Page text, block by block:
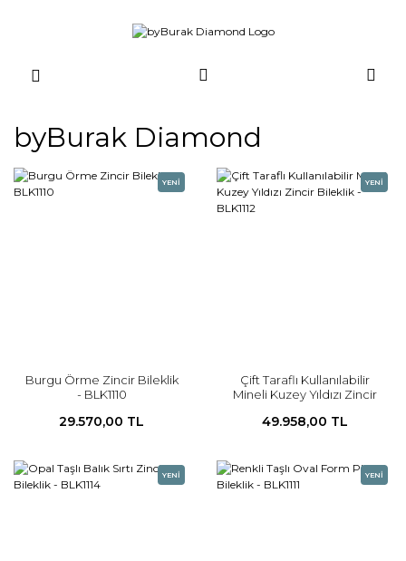
byBurak Diamond
YENİ
Burgu Örme Zincir Bileklik
- BLK1110
29.570,00 TL
YENİ
Çift Taraflı Kullanılabilir
Mineli Kuzey Yıldızı Zincir
49.958,00 TL
YENİ YENİ